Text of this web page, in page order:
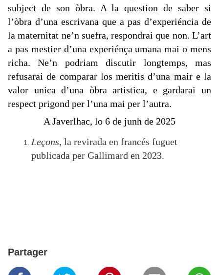
subject de son òbra. A la question de saber si
l’òbra d’una escrivana que a pas d’experiéncia de
la maternitat ne’n suefra, respondrai que non. L’art
a pas mestier d’una experiénça umana mai o mens
richa. Ne’n podriam discutir longtemps, mas
refusarai de comparar los meritis d’una mair e la
valor unica d’una òbra artistica, e gardarai un
respect prigond per l’una mai per l’autra.
A Javerlhac, lo 6 de junh de 2025
Leçons, la revirada en francés fuguet
publicada per Gallimard en 2023.
Partager